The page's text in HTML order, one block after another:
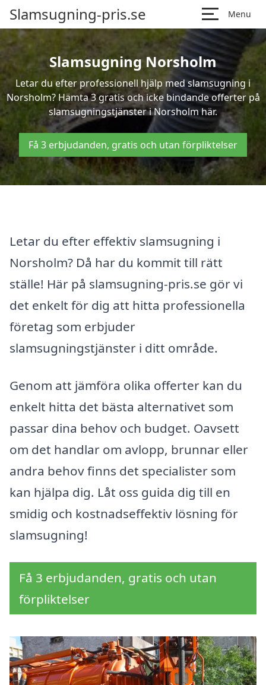
Slamsugning-pris.se Menu
Slamsugning Norsholm
Letar du efter professionell hjälp med slamsugning i
Norsholm? Hämta 3 gratis och icke bindande offerter på
slamsugningstjänster i Norsholm här.
Få 3 erbjudanden, gratis och utan förpliktelser
Letar du efter effektiv slamsugning i
Norsholm? Då har du kommit till rätt
ställe! Här på slamsugning-pris.se gör vi
det enkelt för dig att hitta professionella
företag som erbjuder
slamsugningstjänster i ditt område.
Genom att jämföra olika offerter kan du
enkelt hitta det bästa alternativet som
passar dina behov och budget. Oavsett
om det handlar om avlopp, brunnar eller
andra behov finns det specialister som
kan hjälpa dig. Låt oss guida dig till en
smidig och kostnadseffektiv lösning för
slamsugning!
Få 3 erbjudanden, gratis och utan
förpliktelser